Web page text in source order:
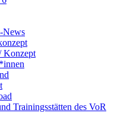
News
Konzept
Trainingsstätten des VoR